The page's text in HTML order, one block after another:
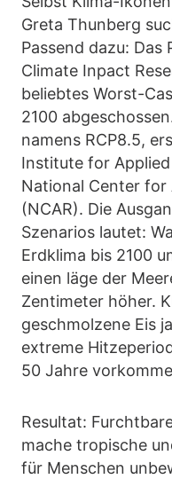
Greta Thunberg
Passend dazu:
Climate Inpact
beliebtes Worst-
2100
namens RCP8.5,
Institute for
National Center for
(NCAR). Die
Szenarios lautet:
Erdklima bis 2100
einen läge der
Zentimeter höher.
geschmolzene Eis
extreme
50 Jahre
Resultat:
mache tropische
für Menschen